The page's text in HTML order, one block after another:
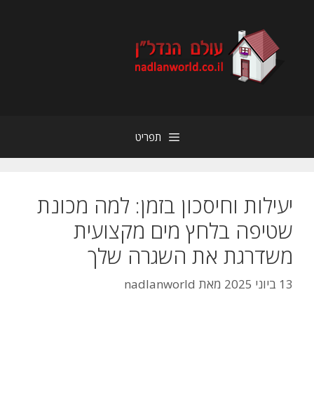
תפריט
יעילות וחיסכון בזמן: למה מכונת
שטיפה בלחץ מים מקצועית
משדרגת את השגרה שלך
13 ביוני 2025 מאת nadlanworld